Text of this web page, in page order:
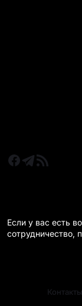
Если у вас есть
сотрудничество,
Контакты